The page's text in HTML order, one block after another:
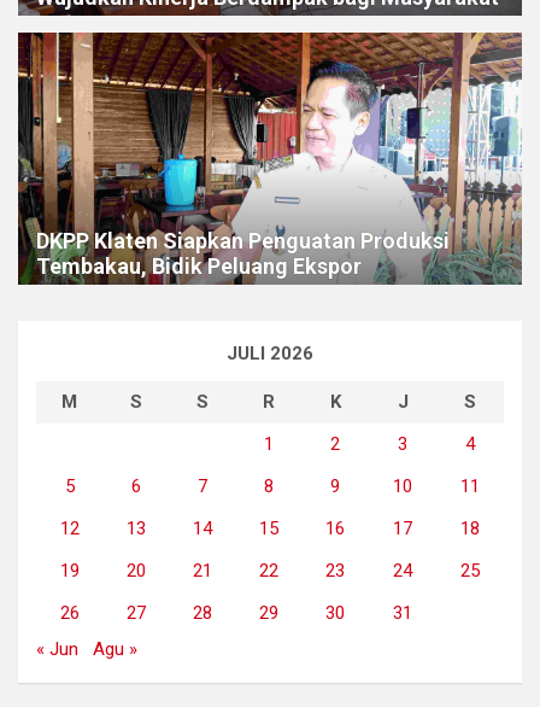
DKPP Klaten Siapkan Penguatan Produksi
Tembakau, Bidik Peluang Ekspor
JULI 2026
M S S R K J
S
1
2 3
4
5
6 7 8 9 10
11
12
13 14 15 16 17
18
19
20 21 22 23 24
25
26
27 28 29 30
31
« Jun
Agu »